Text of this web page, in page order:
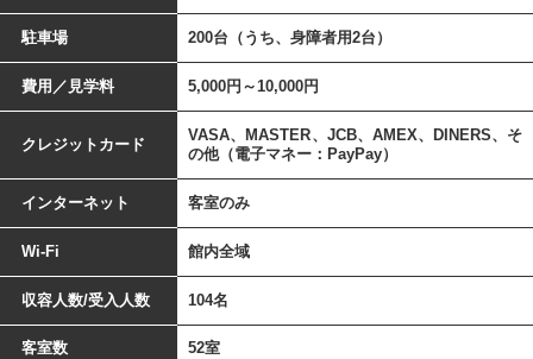
駐車場 200台（うち、身障者用2台）
費用／見学料 5,000円～10,000円
クレジットカード
VASA、MASTER、JCB、AMEX、DINERS、そ
の他（電子マネー：PayPay）
インターネット 客室のみ
Wi-Fi 館内全域
収容人数/受入人数 104名
客室数 52室